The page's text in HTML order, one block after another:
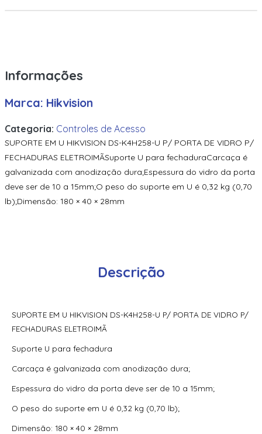
509 | Assa Abloy | Fecho Elétrico Em Aço Inox
600 | Assa Abloy | Eletroimã De 600Lbs Em Alumínio
Anodizado
6005Bgb00 | Assa Abloy | Leitor De Proximidade HID
Proxpoint 6005
600M-Z4 | Assa Abloy | Eletroimã De 600Lbs Em Alumínio
Monitoramento Vertx V200
71000Bep0N01A | Assa Abloy | Controlador Vertx Evo™
V2000
900Ltnnek00017 | Assa Abloy | Leitor De Proximidade
Rp10
900Nbnnek20000 | Assa Abloy | Leitor De Proximidade
Informações
Marca: Hikvision
Categoria: Controles de Acesso
SUPORTE EM U HIKVISION DS-K4H258-U P/ PORTA DE VIDRO P/
FECHADURAS ELETROIMÃSuporte U para fechaduraCarcaça é
galvanizada com anodização dura;Espessura do vidro da porta
deve ser de 10 a 15mm;O peso do suporte em U é 0,32 kg (0,70
lb);Dimensão: 180 × 40 × 28mm
Descrição
SUPORTE EM U HIKVISION DS-K4H258-U P/ PORTA DE VIDRO P/
FECHADURAS ELETROIMÃ
Suporte U para fechadura
Carcaça é galvanizada com anodização dura;
Espessura do vidro da porta deve ser de 10 a 15mm;
O peso do suporte em U é 0,32 kg (0,70 lb);
Dimensão: 180 × 40 × 28mm